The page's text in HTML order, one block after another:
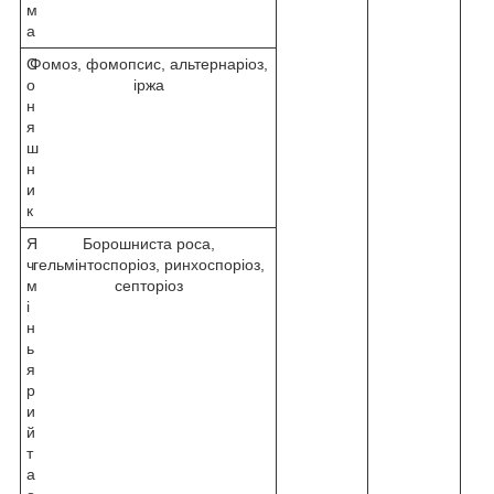
м
а
С
о
н
я
ш
н
и
к
Фомоз, фомопсис, альтернаріоз,
іржа
Я
ч
м
і
н
ь
я
р
и
й
т
а
Борошниста роса,
гельмінтоспоріоз, ринхоспоріоз,
септоріоз